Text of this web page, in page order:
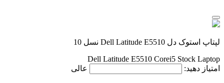
لپتاپ استوک دل Dell Latitude E5510 نسل 10
Dell Latitude E5510 Corei5 Stock Laptop
امتیاز دهید:
عالی